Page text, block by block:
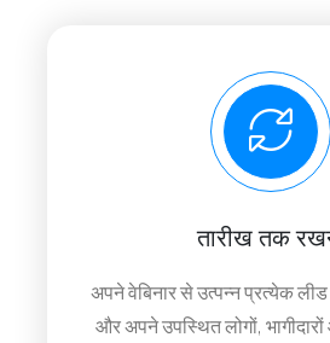
तारीख तक
अपने वेबिनार से उत्पन्न प्रत्येक
और अपने उपस्थित लोगों,